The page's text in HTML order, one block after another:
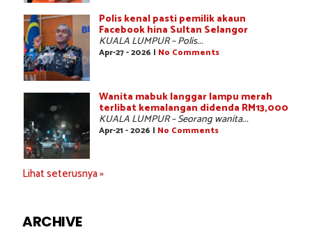
Polis kenal pasti pemilik akaun
Facebook hina Sultan Selangor
KUALA LUMPUR – Polis...
Apr-27 - 2026 | No Comments
Wanita mabuk langgar lampu merah
terlibat kemalangan didenda RM13,000
KUALA LUMPUR – Seorang wanita...
Apr-21 - 2026 | No Comments
Lihat seterusnya »
ARCHIVE